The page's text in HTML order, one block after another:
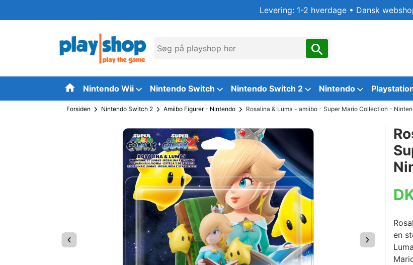
Levering: 1-2 hverdage • Dansk
Nintendo Wii Nintendo Switch Nintendo Switch 2 Nintendo
Forsiden Nintendo Switch 2 Amiibo Figurer - Nintendo Rosalina & Luma - amiibo - Super Mario Collection -
en